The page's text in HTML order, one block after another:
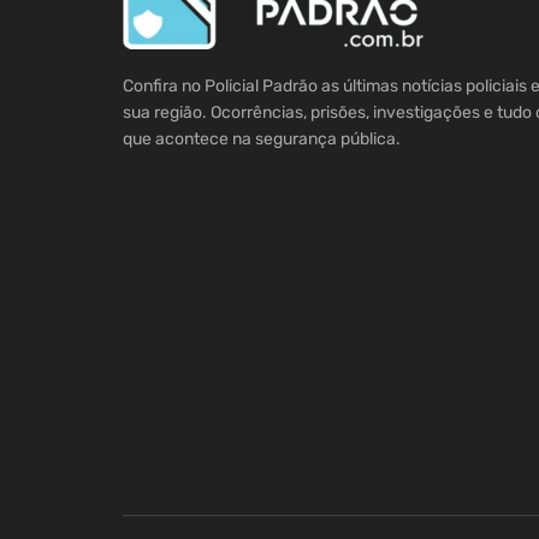
Confira no Policial Padrão as últimas notícias policiais
sua região. Ocorrências, prisões, investigações e tudo
que acontece na segurança pública.